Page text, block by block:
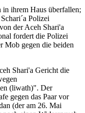
ihrem Haus überfallen;
Polizei
der Aceh Shari'a
fordert die Polizei
Mob gegen die beiden
Shari'a Gericht die
(liwath)". Der
gegen das Paar vor
(der am 26. Mai